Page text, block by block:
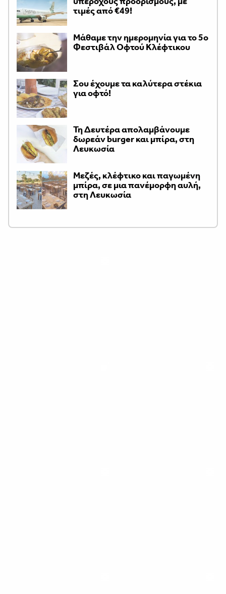
τιμές από €49!
Μάθαμε την ημερομηνία για το 5ο
Φεστιβάλ Οφτού Κλέφτικου
Σου έχουμε τα καλύτερα στέκια
για οφτό!
Τη Δευτέρα απολαμβάνουμε
δωρεάν burger και μπίρα, στη
Λευκωσία
Μεζές, κλέφτικο και παγωμένη
μπίρα, σε μια πανέμορφη αυλή,
στη Λευκωσία